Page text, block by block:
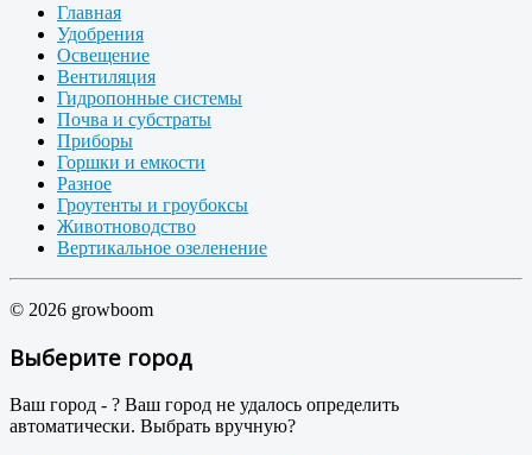
Главная
Удобрения
Освещение
Вентиляция
Гидропонные системы
Почва и субстраты
Приборы
Горшки и емкости
Разное
Гроутенты и гроубоксы
Животноводство
Вертикальное озеленение
© 2026 growboom
Выберите город
Ваш город - ? Ваш город не удалось определить
автоматически. Выбрать вручную?